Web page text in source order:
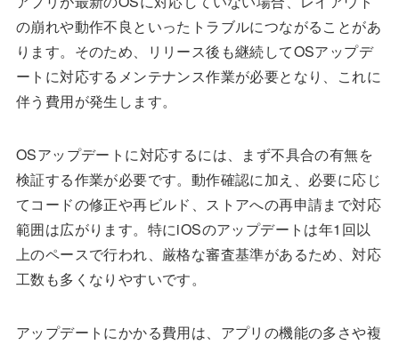
の崩れや動作不良といったトラブルにつながることがあ
ります。そのため、リリース後も継続してOSアップデ
ートに対応するメンテナンス作業が必要となり、これに
伴う費用が発生します。
OSアップデートに対応するには、まず不具合の有無を
検証する作業が必要です。動作確認に加え、必要に応じ
てコードの修正や再ビルド、ストアへの再申請まで対応
範囲は広がります。特にiOSのアップデートは年1回以
上のペースで行われ、厳格な審査基準があるため、対応
工数も多くなりやすいです。
アップデートにかかる費用は、アプリの機能の多さや複